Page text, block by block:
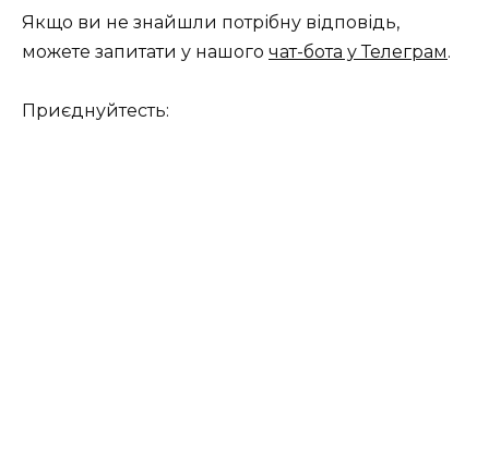
Якщо ви не знайшли потрібну відповідь,
можете запитати у нашого чат-бота у Телеграм.
Приєднуйтесть: